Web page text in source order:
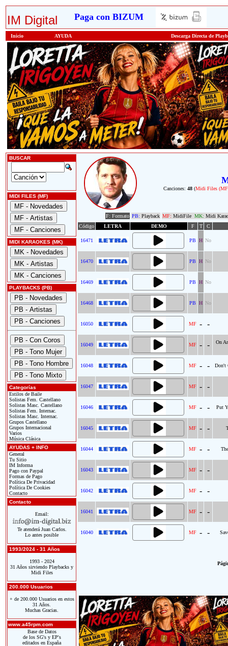
IM Digital Paga con BIZUM
Inicio AYUDA Descarga Directa de
BUSCAR
MIDI FILES (MF)
MIDI KARAOKES (MK)
PLAYBACKS (PB)
Categorías
Estilos de Baile
Solistas Fem. Castellano
Solistas Masc. Castellano
Solistas Fem. Internac.
Solistas Masc. Internac.
Grupos Castellano
Grupos Internacional
Varios
Música Clásica
AYUDAS + INFO
General
Tu Sitio
IM Informa
Pago con Paypal
Formas de Pago
Política De Privacidad
Política De Cookies
Contacto
Contacto
Email:
Te atenderá Juan Carlos.
Lo antes posible
1993/2024 - 31 Años
1993 - 2024
31 Años sirviendo Playbacks y
Midi Files
200.000 Usuarios
+ de 200.000 Usuarios en estos
31 Años.
Muchas Gracias.
www.a45rpm.com
Base de Datos
de los SG's y EP's
editados en España
Canciones: 48(Midi Files
F: Formato PB: Playback MF: MidiFile MK: Midi
Código
LETRA DEMO F T C
16471 PB H No
16470 PB H No
16469 PB H No
16468 PB H No
16050 MF - -
16049 MF - - On
16048 MF - - Don't
16047 MF - -
16046 MF - - Put
16045 MF - -
16044 MF - -
16043 MF - -
16042 MF - -
16041 MF - -
16040 MF - -